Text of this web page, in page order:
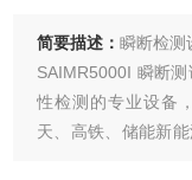
简要描述：瞬断检测
SAIMR5000I 瞬断
性检测的专业设备
天、高铁、储能新